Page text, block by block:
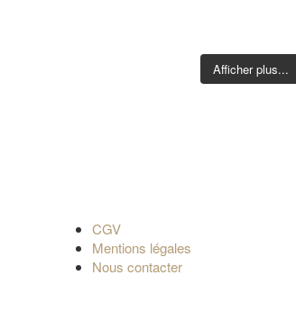
Afficher plus...
CGV
Mentions légales
Nous contacter